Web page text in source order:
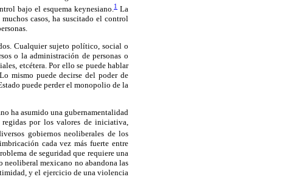
bajo el esquema keynesiano.1 La
casos, ha suscitado el control
Cualquier sujeto político, social o
o la administración de personas o
etcétera. Por ello se puede hablar
mismo puede decirse del poder de
puede perder el monopolio de la
ha asumido una gubernamentalidad
regidas por los valores de iniciativa,
gobiernos neoliberales de los
cada vez más fuerte entre
de seguridad que requiere una
neoliberal mexicano no abandona las
y el ejercicio de una violencia